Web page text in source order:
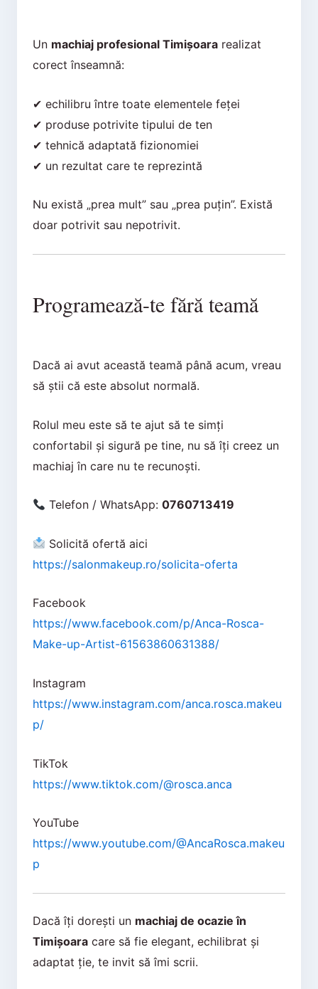
Un machiaj profesional Timișoararealizat
corect înseamnă:
✔ echilibru între toate elementele feței
✔ produse potrivite tipului de ten
✔ tehnică adaptată fizionomiei
✔ un rezultat care te reprezintă
Nu există „prea mult” sau „prea puțin”. Există
doar potrivit sau nepotrivit.
Programează-te fără teamă
Dacă ai avut această teamă până acum, vreau
să știi că este absolut normală.
Rolul meu este să te ajut să te simți
confortabil și sigură pe tine, nu să îți creez un
machiaj în care nu te recunoști.
Telefon / WhatsApp:0760713419
Solicită ofertă aici
https://salonmakeup.ro/solicita-oferta
Facebook
https://www.facebook.com/p/Anca-Rosca-
Make-up-Artist-61563860631388/
Instagram
https://www.instagram.com/anca.rosca.makeu
p/
TikTok
https://www.tiktok.com/@rosca.anca
YouTube
https://www.youtube.com/@AncaRosca.makeu
p
Dacă îți dorești un machiaj de ocazie în
Timișoaracare să fie elegant, echilibrat și
adaptat ție, te invit să îmi scrii.